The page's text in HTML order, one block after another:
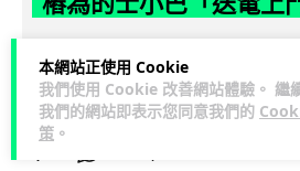
本網站正使用 Cookie
我們使用 Cookie 改善網站體驗。 繼
我們的網站即表示您同意我們的
策 。
充電。THEi 高科院同內地公司研發出
械人，唔使鋪線裝樁... 閱讀全文